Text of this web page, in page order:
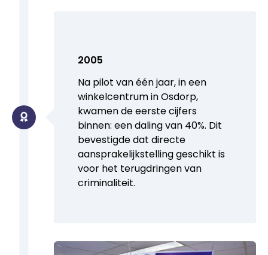
2005
Na pilot van één jaar, in een
winkelcentrum in Osdorp,
kwamen de eerste cijfers
binnen: een daling van 40%. Dit
bevestigde dat directe
aansprakelijkstelling geschikt is
voor het terugdringen van
criminaliteit.